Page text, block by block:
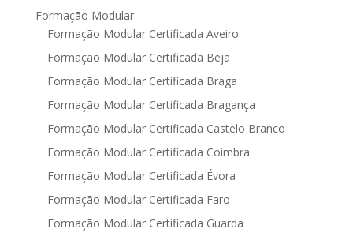
Formação Modular
Formação Modular Certificada Aveiro
Formação Modular Certificada Beja
Formação Modular Certificada Braga
Formação Modular Certificada Bragança
Formação Modular Certificada Castelo Branco
Formação Modular Certificada Coimbra
Formação Modular Certificada Évora
Formação Modular Certificada Faro
Formação Modular Certificada Guarda